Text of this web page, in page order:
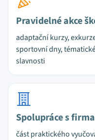
Pravidelné akce
adaptační kurzy,
sportovní dny,
slavnosti
Spolupráce s
část praktického